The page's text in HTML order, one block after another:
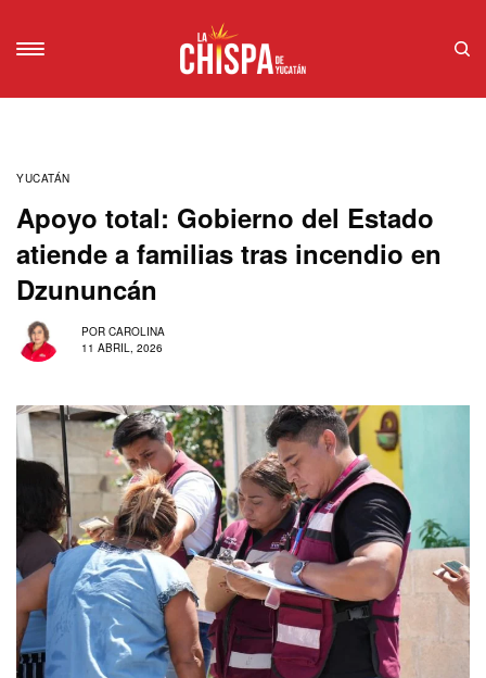
YUCATÁN
Apoyo total: Gobierno del Estado
atiende a familias tras incendio en
Dzununcán
POR CAROLINA
11 ABRIL, 2026